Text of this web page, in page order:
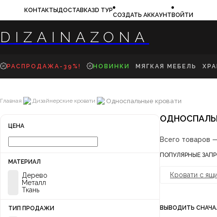
КОНТАКТЫ ДОСТАВКА3D ТУР
СОЗДАТЬ АККАУНТВОЙТИ
DIZAINAZONA
РАСПРОДАЖА-39%! НОВИНКИ МЯГКАЯ МЕБЕЛЬ
КРЕСЛА
ПУФЫ
Главная Дизайнерские кровати Односпальные кровати
ЦЕНА
МАТЕРИАЛ
Дерево
Металл
Ткань
ТИП ПРОДАЖИ
Всего товаров
ПОПУЛЯРНЫЕ
Кровати с
ВЫВОДИТЬ